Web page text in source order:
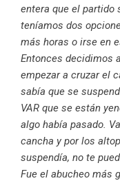
entera que el partido
teníamos dos
más horas o irse en
Entonces decidimos
empezar a cruzar el
sabía que se
VAR que se están
algo había pasado.
cancha y por los
suspendía, no te
Fue el abucheo más